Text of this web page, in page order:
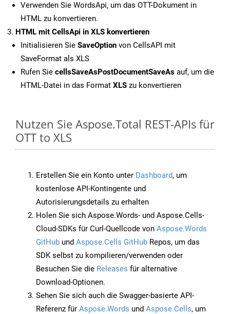
Verwenden Sie WordsApi, um das OTT-Dokument in
HTML zu konvertieren.
HTML mit CellsApi in XLS konvertieren
Initialisieren Sie SaveOption von CellsAPI mit
SaveFormat als XLS
Rufen Sie cellsSaveAsPostDocumentSaveAs auf, um die
HTML-Datei in das Format XLS zu konvertieren
Nutzen Sie Aspose.Total REST-APIs für
OTT to XLS
Erstellen Sie ein Konto unter Dashboard, um
kostenlose API-Kontingente und
Autorisierungsdetails zu erhalten
Holen Sie sich Aspose.Words- und Aspose.Cells-
Cloud-SDKs für Curl-Quellcode von Aspose.Words
GitHub und Aspose.Cells GitHub Repos, um das
SDK selbst zu kompilieren/verwenden oder
Besuchen Sie die Releases für alternative
Download-Optionen.
Sehen Sie sich auch die Swagger-basierte API-
Referenz für Aspose.Words und Aspose.Cells, um